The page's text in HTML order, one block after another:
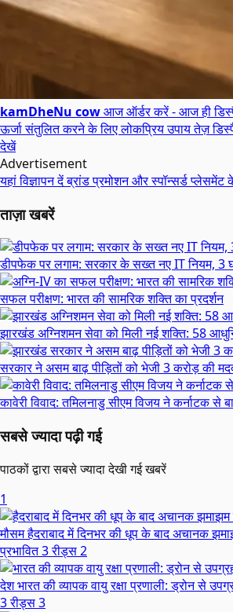
kamDheNu cowआज ऑर्डर करें - आज ही
ऊर्जा संतुलित करने के लिए लोकप्रिय उपायतेज़
देखें
Advertisement
यहां विज्ञापन देंब्रांड प्रमोशन और स्पॉन्सर्ड प्लेसमेंट
ताज़ा खबरें
डीपफेक पर लगाम: सरकार के सख्त नए IT नियम, 3 घंटे
सफल परीक्षण: भारत की सामरिक शक्ति का प्रदर्शन
झारखंड अग्निशमन सेवा को मिली नई शक्ति: 58
सरकार ने असम बाढ़ पीड़ितों को भेजी 3 करोड़ की
कावेरी विवाद: तमिलनाडु सीएम विजय ने कर्नाटक से
सबसे ज्यादा पढ़ी गई
पाठकों द्वारा सबसे ज्यादा देखी गई खबरें
1
मौसमहैदराबाद में दिनभर की धूप के बाद अचानक
प्रभावित3 रीड्स2
देशभारत की व्यापक वायु रक्षा प्रणाली: ड्रोन से
3 रीड्स3